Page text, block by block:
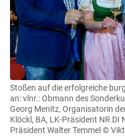
Stoßen auf die erfolgreiche
an: vlnr.: Obmann des
Georg Menitz, Organisatorin
Klöckl, BA, LK-Präsident NR DI
Präsident Walter Temmel ©